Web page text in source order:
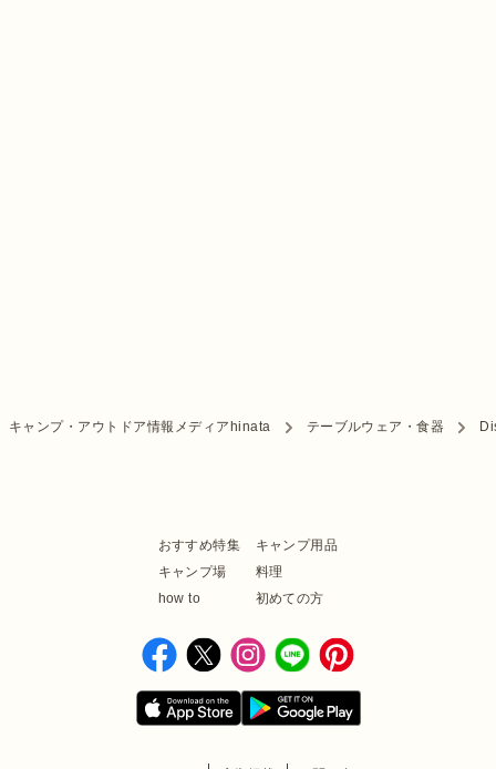
キャンプ・アウトドア情報メディアhinata テーブルウェア・食器
おすすめ特集
キャンプ用品
キャンプ場
料理
how to
初めての方